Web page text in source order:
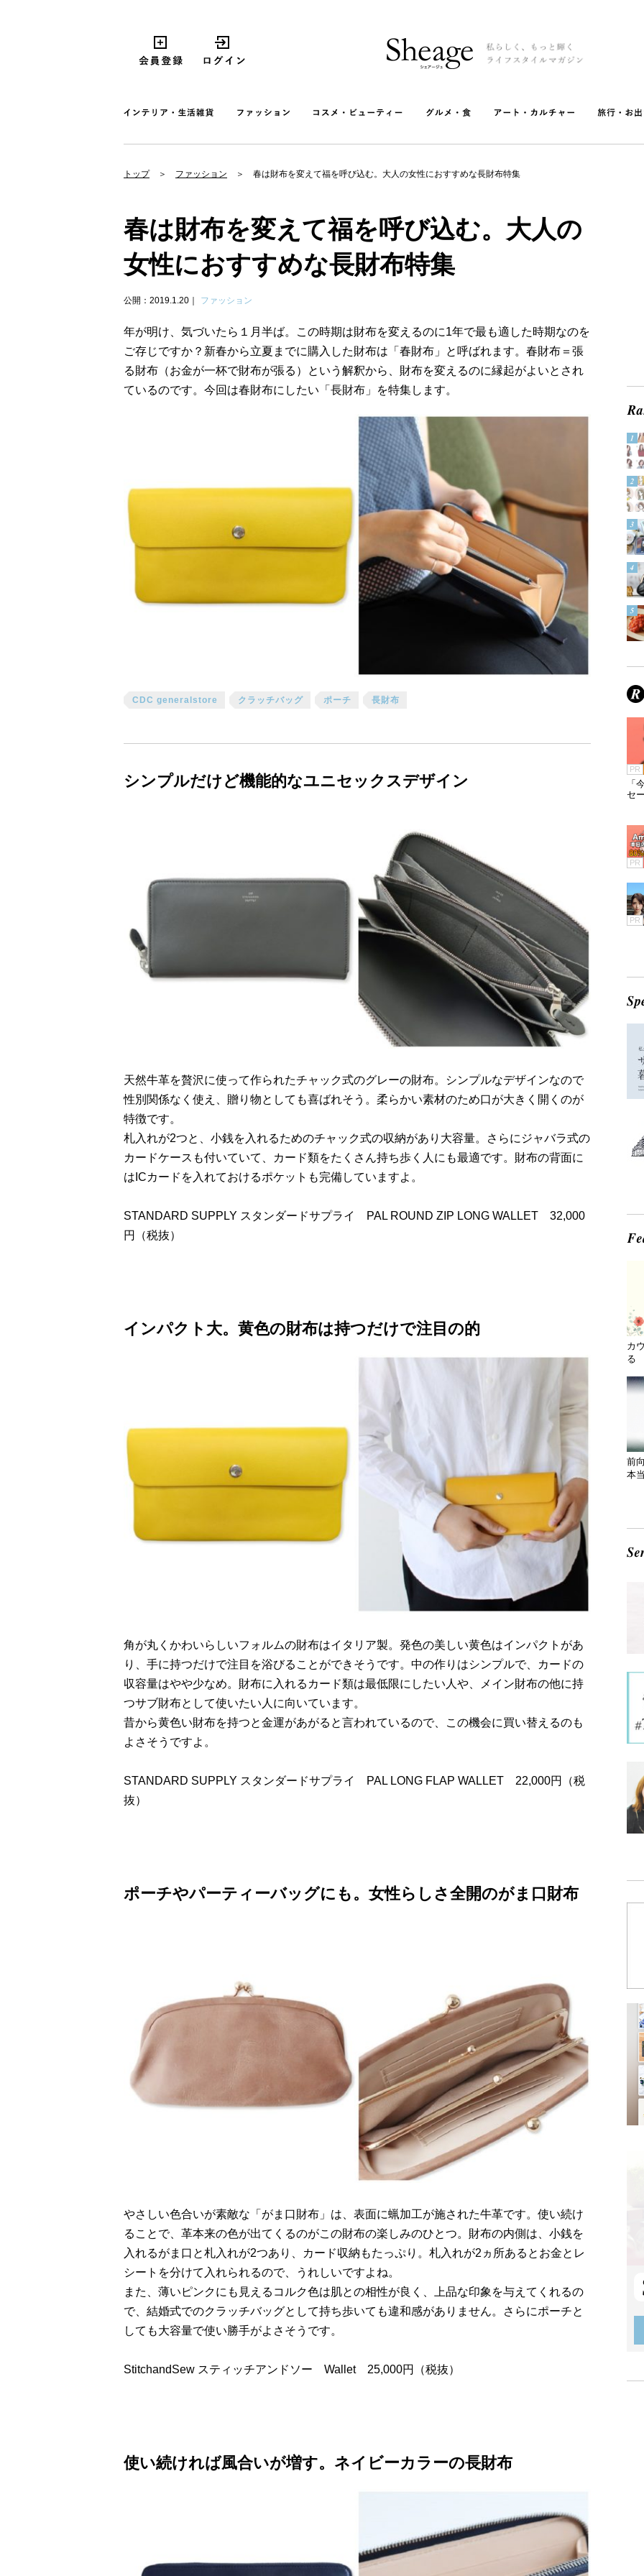
トップ ファッション 春は財布を変えて福を呼び込む。大人の女性におすすめな長財布特集
春は財布を変えて福を呼び込む。大人の
女性におすすめな長財布特集
公開：2019.1.20 ファッション
年が明け、気づいたら１月半ば。この時期は財布を変えるのに1年で最も適した時期なのを
ご存じですか？新春から立夏までに購入した財布は「春財布」と呼ばれます。春財布＝張
る財布（お金が一杯で財布が張る）という解釈から、財布を変えるのに縁起がよいとされ
ているのです。今回は春財布にしたい「長財布」を特集します。
CDC generalstore クラッチバッグ ポーチ 長財布
シンプルだけど機能的なユニセックスデザイン
天然牛革を贅沢に使って作られたチャック式のグレーの財布。シンプルなデザインなので
性別関係なく使え、贈り物としても喜ばれそう。柔らかい素材のため口が大きく開くのが
特徴です。
札入れが2つと、小銭を入れるためのチャック式の収納があり大容量。さらにジャバラ式の
カードケースも付いていて、カード類をたくさん持ち歩く人にも最適です。財布の背面に
はICカードを入れておけるポケットも完備していますよ。
STANDARD SUPPLY スタンダードサプライ PAL ROUND ZIP LONG WALLET 32,000
円（税抜）
インパクト大。黄色の財布は持つだけで注目の的
角が丸くかわいらしいフォルムの財布はイタリア製。発色の美しい黄色はインパクトがあ
り、手に持つだけで注目を浴びることができそうです。中の作りはシンプルで、カードの
収容量はやや少なめ。財布に入れるカード類は最低限にしたい人や、メイン財布の他に持
つサブ財布として使いたい人に向いています。
昔から黄色い財布を持つと金運があがると言われているので、この機会に買い替えるのも
よさそうですよ。
STANDARD SUPPLY スタンダードサプライ PAL LONG FLAP WALLET 22,000円（税
抜）
ポーチやパーティーバッグにも。女性らしさ全開のがま口財布
やさしい色合いが素敵な「がま口財布」は、表面に蝋加工が施された牛革です。使い続け
ることで、革本来の色が出てくるのがこの財布の楽しみのひとつ。財布の内側は、小銭を
入れるがま口と札入れが2つあり、カード収納もたっぷり。札入れが2ヵ所あるとお金とレ
シートを分けて入れられるので、うれしいですよね。
また、薄いピンクにも見えるコルク色は肌との相性が良く、上品な印象を与えてくれるの
で、結婚式でのクラッチバッグとして持ち歩いても違和感がありません。さらにポーチと
しても大容量で使い勝手がよさそうです。
StitchandSew スティッチアンドソー Wallet 25,000円（税抜）
使い続ければ風合いが増す。ネイビーカラーの長財布
PR
「
セ
PR
PR
カ
る
前
本